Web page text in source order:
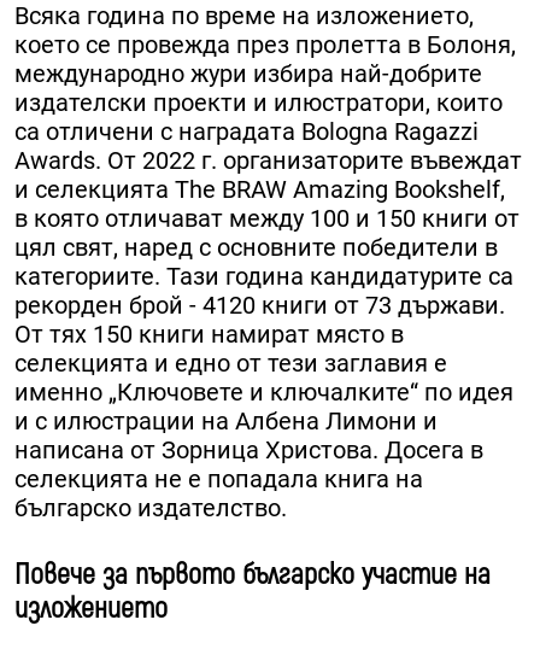
Всяка година по време на изложението,
което се провежда през пролетта в Болоня,
международно жури избира най-добрите
издателски проекти и илюстратори, които
са отличени с наградата Bologna Ragazzi
Awards. От 2022 г. организаторите въвеждат
и селекцията The BRAW Amazing Bookshelf,
в която отличават между 100 и 150 книги от
цял свят, наред с основните победители в
категориите. Тази година кандидатурите са
рекорден брой - 4120 книги от 73 държави.
От тях 150 книги намират място в
селекцията и едно от тези заглавия е
именно „Ключовете и ключалките“ по идея
и с илюстрации на Албена Лимони и
написана от Зорница Христова. Досега в
селекцията не е попадала книга на
българско издателство.
Повече за първото българско участие на
изложението